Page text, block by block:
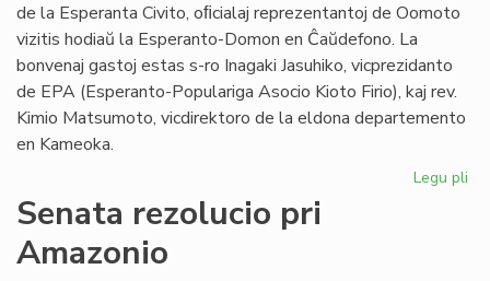
de la Esperanta Civito, oﬁcialaj reprezentantoj de Oomoto
vizitis hodiaŭ la Esperanto-Domon en Ĉaŭdefono. La
bonvenaj gastoj estas s-ro Inagaki Jasuhiko, vicprezidanto
de EPA (Esperanto-Populariga Asocio Kioto Firio), kaj rev.
Kimio Matsumoto, vicdirektoro de la eldona departemento
en Kameoka.
Legu pli
Senata rezolucio pri
Amazonio